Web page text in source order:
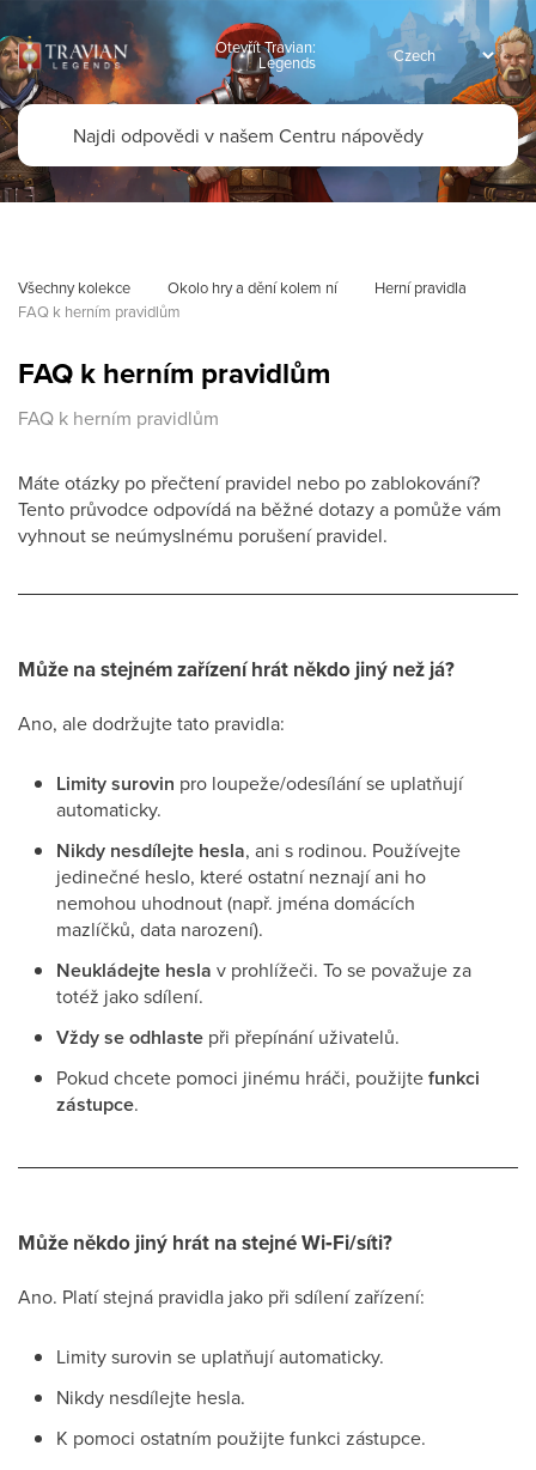
Otevřít Travian:
Legends
Všechny kolekce Okolo hry a dění kolem ní
Herní pravidla
FAQ k herním pravidlům
FAQ k herním pravidlům
FAQ k herním pravidlům
Máte otázky po přečtení pravidel nebo po zablokování?
Tento průvodce odpovídá na běžné dotazy a pomůže vám
vyhnout se neúmyslnému porušení pravidel.
Může na stejném zařízení hrát někdo jiný než já?
Ano, ale dodržujte tato pravidla:
Limity surovin pro loupeže/odesílání se uplatňují
automaticky.
Nikdy nesdílejte hesla, ani s rodinou. Používejte
jedinečné heslo, které ostatní neznají ani ho
nemohou uhodnout (např. jména domácích
mazlíčků, data narození).
Neukládejte hesla v prohlížeči. To se považuje za
totéž jako sdílení.
Vždy se odhlaste při přepínání uživatelů.
Pokud chcete pomoci jinému hráči, použijtefunkci
zástupce.
Může někdo jiný hrát na stejné Wi‑Fi/síti?
Ano. Platí stejná pravidla jako při sdílení zařízení:
Limity surovin se uplatňují automaticky.
Nikdy nesdílejte hesla.
K pomoci ostatním použijte funkci zástupce.